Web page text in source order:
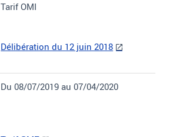
Tarif OMI
Délibération du 12 juin 2018
Du 08/07/2019 au 07/04/2020